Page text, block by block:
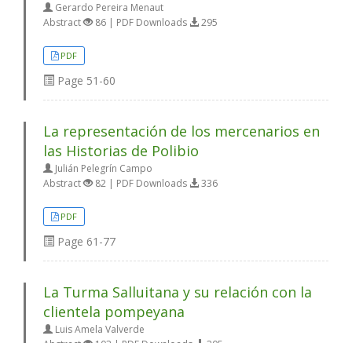
Gerardo Pereira Menaut
Abstract
86 | PDF Downloads 295
PDF
Page 51-60
La representación de los mercenarios en
las Historias de Polibio
Julián Pelegrín Campo
Abstract
82 | PDF Downloads 336
PDF
Page 61-77
La Turma Salluitana y su relación con la
clientela pompeyana
Luis Amela Valverde